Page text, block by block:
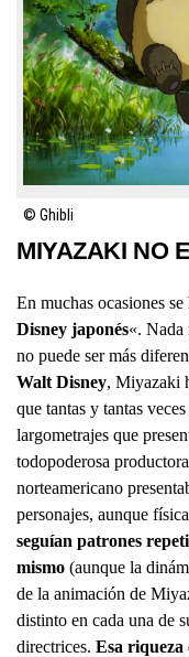
© Ghibli
MIYAZAKI NO
En muchas ocasiones
Disney japonés«. Nada
no puede ser más
Walt Disney, Miyazaki
que tantas y tantas
largometrajes que
todopoderosa
norteamericano
personajes, aunque
seguían patrones
mismo (aunque la
de la animación de
distinto en cada una de
directrices. Esa riqueza